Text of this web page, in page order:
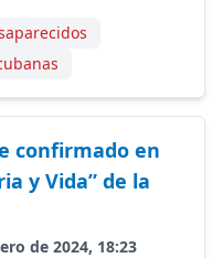
confirmado en
y Vida” de la
de 2024, 18:23